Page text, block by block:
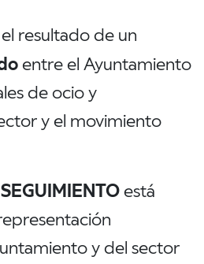
oferta ocio
resultado de un
entre el Ayuntamiento
de ocio y
y el movimiento
está
y del sector